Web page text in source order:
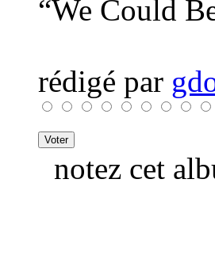
“We Could
rédigé par
notez cet